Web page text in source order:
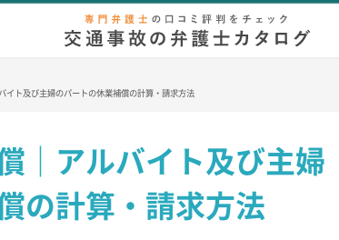
無料相談
イト及び主婦のパートの休業補償の計算・請求方法
｜アルバイト及び主婦
の計算・請求方法